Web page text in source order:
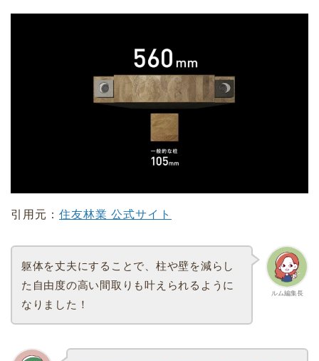
引用元： 住友林業 公式サイト
ルム編集長
躯体を丈夫にすることで、柱や壁を減らし
た自由度の高い間取りも叶えられるように
なりました！